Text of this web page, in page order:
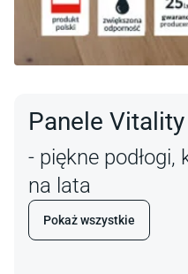
Panele Vitality
- piękne
na lata
Pokaż wszystkie